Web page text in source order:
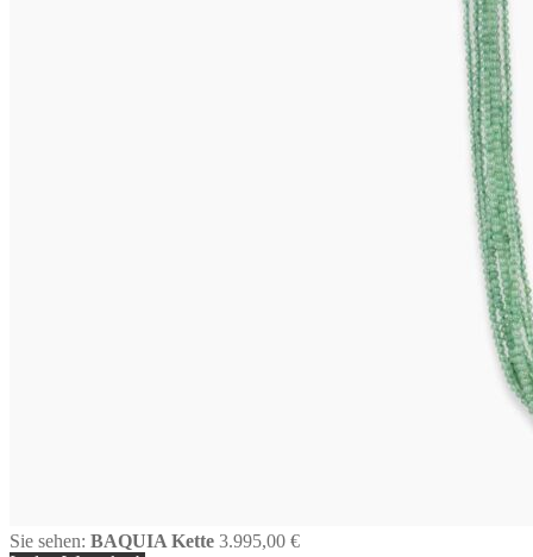
Sie sehen: BAQUIA Kette 3.995,00 €